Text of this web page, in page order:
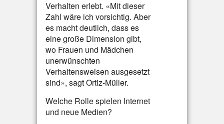
Verhalten erlebt. «Mit dieser
Zahl wäre ich vorsichtig. Aber
es macht deutlich, dass es
eine große Dimension gibt,
wo Frauen und Mädchen
unerwünschten
Verhaltensweisen ausgesetzt
sind», sagt Ortiz-Müller.
Welche Rolle spielen Internet
und neue Medien?